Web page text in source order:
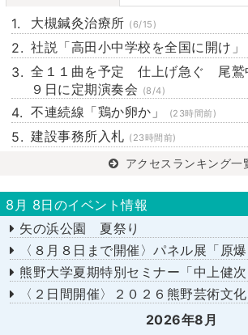
大槻鍼灸治療所 (6/15)
社説「高田小中学校を全国に開け」
全１１曲を予定 仕上げ急ぐ 尾
９日に定期演奏会 (8/4)
不連続線「鶏か卵か」 (23時間前)
建設事務所入札 (23時間前)
アクセスランキング一
8月 8日のイベント情報
矢の浜公園 夏祭り
〈８月８日まで開催〉パネル展「原爆
熊野大学夏期特別セミナー「中上健次 生誕８０年－
〈２日間開催〉２０２６熊野芸術文
2026年8月